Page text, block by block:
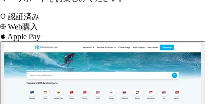
認証済み
Web購入
Apple Pay